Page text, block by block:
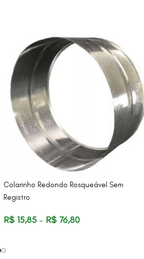
Colarinho Redondo Rosqueável Sem
Registro
R$ 15,85 – R$ 76,80